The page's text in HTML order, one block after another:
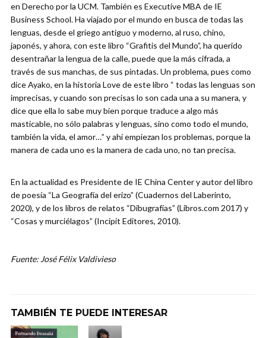
en Derecho por la UCM. También es Executive MBA de IE
Business School. Ha viajado por el mundo en busca de todas las
lenguas, desde el griego antiguo y moderno, al ruso, chino,
japonés, y ahora, con este libro “Grafitis del Mundo”, ha querido
desentrañar la lengua de la calle, puede que la más cifrada, a
través de sus manchas, de sus pintadas. Un problema, pues como
dice Ayako, en la historia Love de este libro “ todas las lenguas son
imprecisas, y cuando son precisas lo son cada una a su manera, y
dice que ella lo sabe muy bien porque traduce a algo más
masticable, no sólo palabras y lenguas, sino como todo el mundo,
también la vida, el amor…” y ahí empiezan los problemas, porque la
manera de cada uno es la manera de cada uno, no tan precisa.
En la actualidad es Presidente de IE China Center y autor del libro
de poesía “La Geografía del erizo” (Cuadernos del Laberinto,
2020), y de los libros de relatos “Dibugrafías” (Libros.com 2017) y
“Cosas y murciélagos” (Incipit Editores, 2010).
Fuente: José Félix Valdivieso
TAMBIÉN TE PUEDE INTERESAR